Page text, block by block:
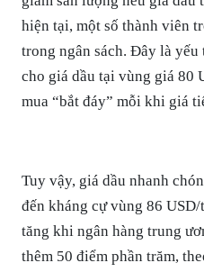
hiện tại, một số thành viên
trong ngân sách. Đây là
cho giá dầu tại vùng giá 80
mua “bắt đáy” mỗi khi giá
Tuy vậy, giá dầu nhanh
đến kháng cự vùng 86
tăng khi ngân hàng trung
thêm 50 điểm phần trăm,